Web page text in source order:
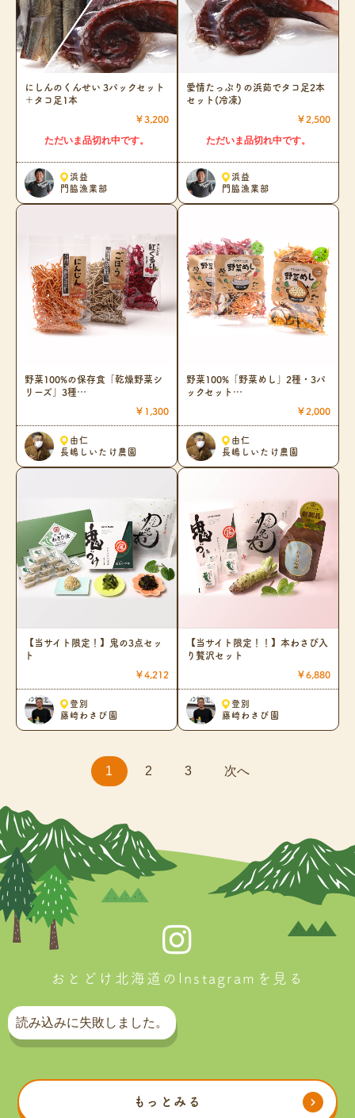
にしんのくんせい 3パックセット
＋タコ足1本
￥3,200
ただいま品切れ中です。
浜益
門脇漁業部
愛情たっぷりの浜茹でタコ足2本
セット(冷凍)
￥2,500
ただいま品切れ中です。
浜益
門脇漁業部
野菜100%の保存食「乾燥野菜シ
リーズ」3種…
￥1,300
由仁
長嶋しいたけ農園
野菜100%「野菜めし」2種・3パ
ックセット…
￥2,000
由仁
長嶋しいたけ農園
【当サイト限定！】鬼の3点セッ
ト
￥4,212
登別
藤崎わさび園
【当サイト限定！！】本わさび入
り贅沢セット
￥6,880
登別
藤崎わさび園
1 2 3 次へ
おとどけ北海道のInstagramを見る
読み込みに失敗しました。
もっとみる